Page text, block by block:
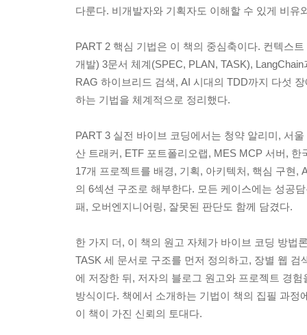
다룬다. 비개발자와 기획자도 이해할 수 있게 비유
PART 2 핵심 기법은 이 책의 중심축이다. 컨텍스
개발) 3문서 체계(SPEC, PLAN, TASK),
RAG 하이브리드 검색, AI 시대의 TDD까지 다섯
하는 기법을 체계적으로 정리했다.
PART 3 실전 바이브 코딩에서는 청약 알리미, 서
산 트래커, ETF 포트폴리오랩, MES MCP 서버, 한
17개 프로젝트를 배경, 기획, 아키텍처, 핵심 구현,
의 6섹션 구조로 해부한다. 모든 케이스에는 성공
패, 오버엔지니어링, 잘못된 판단도 함께 담겼다.
한 가지 더, 이 책의 원고 자체가 바이브 코딩 방법
TASK 세 문서로 구조를 먼저 정의하고, 장별 웹 검
에 저장한 뒤, 저자의 블로그 원고와 프로젝트 경
방식이다. 책에서 소개하는 기법이 책의 집필 과정
이 책이 가진 신뢰의 토대다.